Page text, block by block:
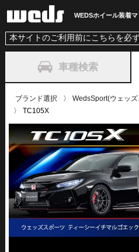
WEDSホイール装着マ
本サイトのご利用前にこちらを必
車種検索
ブランド選択
WedsSport(ウェッ
TC105X